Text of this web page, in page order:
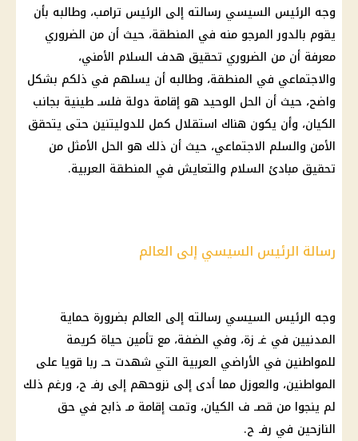
وجه الرئيس السيسي رسالته إلى الرئيس ترامب، وطالبه بأن
يقوم بالدور المرجو منه في المنطقة، حيث أن من الضروري
معرفة أن من الضروري تحقيق هدف السلام الأمني،
والاجتماعي في المنطقة، وطالبه أن يسلهم في ذلكم بشكل
واضح، حيث أن الحل الوحيد هو إقامة دولة فلسـ طينية بجانب
الكيان، وأن يكون هناك استقلال كمل للدوليتنين حتى يتحقق
الأمن والسلم الاجتماعي، حيث أن ذلك هو الحل الأمثل من
تحقيق مبادئ السلام والتعايش في المنطقة العربية.
رسالة الرئيس السيسي إلى العالم
وجه الرئيس السيسي رسالته إلى العالم بضرورة حماية
المدنيين في غـ زة، وفي الضفة، مع تأمين حياة كريمة
للمواطنين في الأراضي العربية التي شهدت حـ ربا قويا على
المواطنين، والعوزل مما أدى إلى نزوحهم إلى رفـ ح، ورغم ذلك
لم ينجوا من قصـ ف الكيان، وتمت إقامة مـ ذابح في حق
النازحين في رفـ ح.